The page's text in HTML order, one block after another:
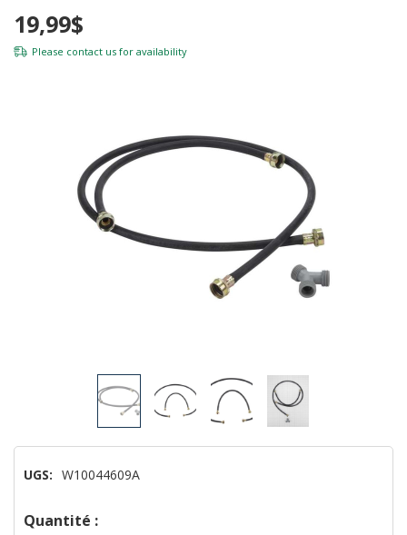
19,99$
Please contact us for availability
UGS: W10044609A
Dépêchez-
Quantité :